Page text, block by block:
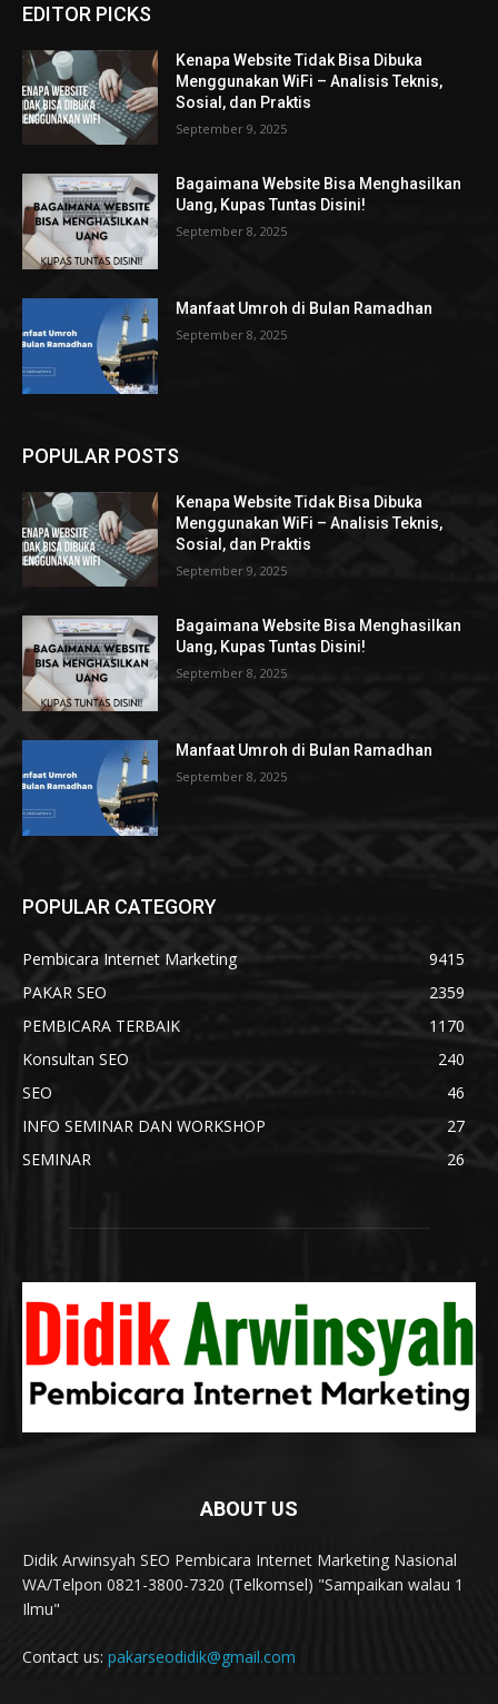
EDITOR PICKS
Kenapa Website Tidak Bisa Dibuka
Menggunakan WiFi – Analisis Teknis,
Sosial, dan Praktis
September 9, 2025
Bagaimana Website Bisa Menghasilkan
Uang, Kupas Tuntas Disini!
September 8, 2025
Manfaat Umroh di Bulan Ramadhan
September 8, 2025
POPULAR POSTS
Kenapa Website Tidak Bisa Dibuka
Menggunakan WiFi – Analisis Teknis,
Sosial, dan Praktis
September 9, 2025
Bagaimana Website Bisa Menghasilkan
Uang, Kupas Tuntas Disini!
September 8, 2025
Manfaat Umroh di Bulan Ramadhan
September 8, 2025
POPULAR CATEGORY
Pembicara Internet Marketing
9415
PAKAR SEO
2359
PEMBICARA TERBAIK
1170
Konsultan SEO
240
SEO
46
INFO SEMINAR DAN WORKSHOP
27
SEMINAR
26
ABOUT US
Didik Arwinsyah SEO Pembicara Internet Marketing Nasional
WA/Telpon 0821-3800-7320 (Telkomsel) "Sampaikan walau 1
Ilmu"
Contact us: pakarseodidik@gmail.com